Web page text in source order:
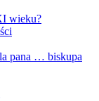
wieku?
pana … biskupa